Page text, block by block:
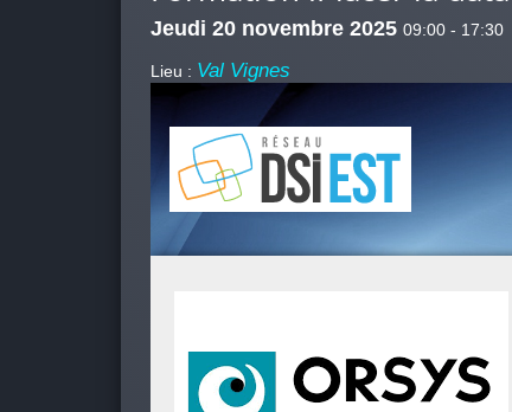
Jeudi 20 novembre 2025 09:00 - 17:30
Lieu : Val Vignes